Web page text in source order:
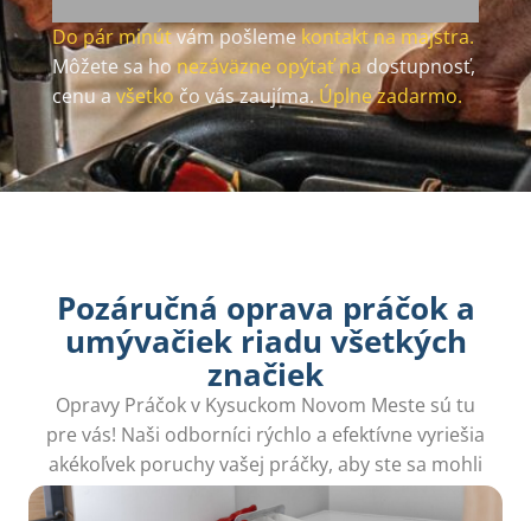
Do pár minútvám pošlemekontakt na majstra.
Môžete sa honezáväzne opýtať na dostupnosť,
cenu avšetkočo vás zaujíma. Úplne zadarmo.
Pozáručná oprava práčok a
umývačiek riadu všetkých
značiek
Opravy Práčok v Kysuckom Novom Meste sú tu
pre vás! Naši odborníci rýchlo a efektívne vyriešia
akékoľvek poruchy vašej práčky, aby ste sa mohli
venovať dôležitejším veciam vo vašej domácnosti.